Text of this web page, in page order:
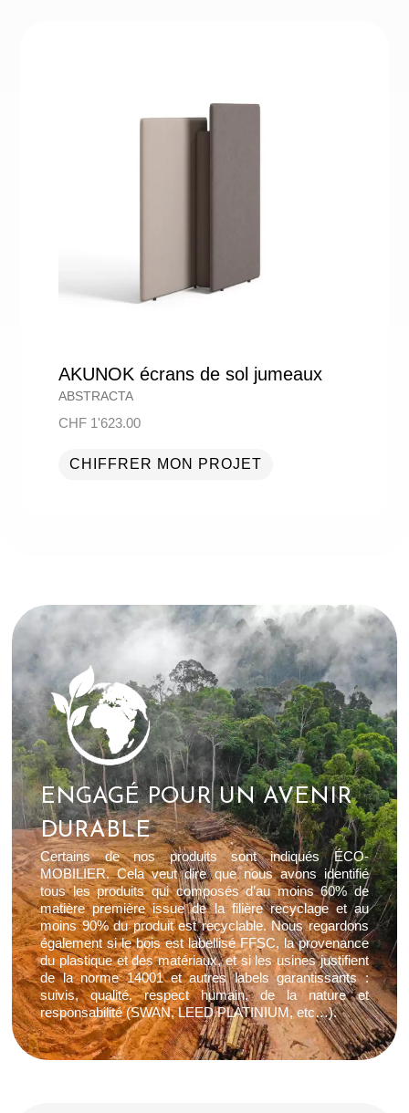
AKUNOK écrans de sol jumeaux
ABSTRACTA
CHF1'623.00
CHIFFRER MON PROJET
ENGAGÉ POUR UN AVENIR
DURABLE
Certains de nos produits sont indiqués ÉCO-
MOBILIER. Cela veut dire que nous avons identifié
tous les produits qui composés d’au moins 60% de
matière première issue de la filière recyclage et au
moins 90% du produit est recyclable. Nous regardons
également si le bois est labellisé FFSC, la provenance
du plastique et des matériaux, et si les usines justifient
de la norme 14001 et autres labels garantissants :
suivis, qualité, respect humain, de la nature et
responsabilité (SWAN, LEED PLATINIUM, etc…).